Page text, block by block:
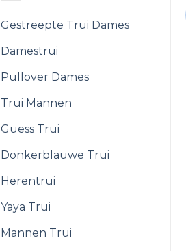
Gestreepte Trui Dames
Damestrui
Pullover Dames
Trui Mannen
Guess Trui
Donkerblauwe Trui
Herentrui
Yaya Trui
Mannen Trui